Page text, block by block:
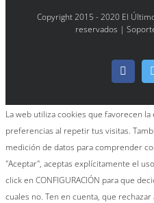
Copyright 2015 - 2020 El
reservados |
La web utiliza cookies que favorecen
preferencias al repetir tus visitas.
medición de datos para comprender
"Aceptar", aceptas explícitamente el
click en CONFIGURACIÓN para que
cuales no. Ten en cuenta, que